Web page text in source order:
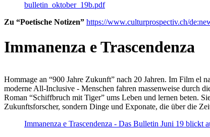
bulletin_oktober_19b.pdf
Zu “Poetische Notizen” https://www.culturprospectiv.ch/
Immanenza e Trascendenza
Hommage an “900 Jahre Zukunft” nach 20 Jahren. Im Film el
moderne All-Inclusive - Menschen fahren massenweise durch
Roman “Schiffbruch mit Tiger” ums Leben und lernen beten.
Zukunftsforscher, sondern Dinge und Exponate, die über die
Immanenza e Trascendenza - Das Bulletin Juni 19 blickt